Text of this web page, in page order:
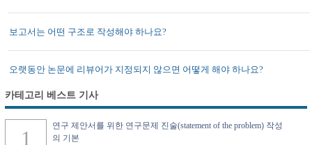
보고서는 어떤 구조로 작성해야 하나요?
오랫동안 논문에 리뷰어가 지정되지 않으면 어떻게 해야 하나요?
카테고리 베스트 기사
연구 제안서를 위한 연구문제 진술(statement of the problem) 작성
의 기본